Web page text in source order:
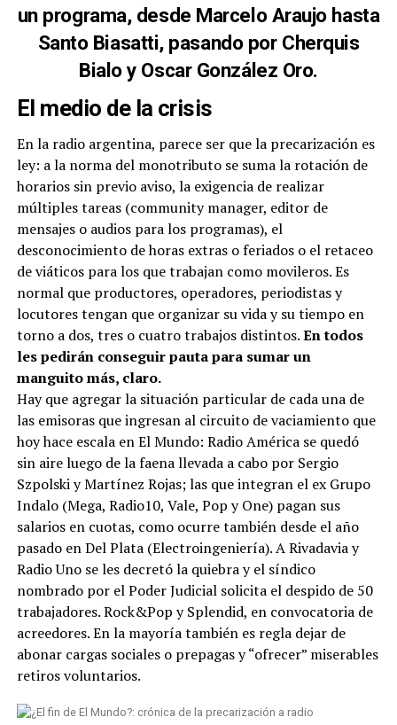
un programa, desde Marcelo Araujo hasta
Santo Biasatti, pasando por Cherquis
Bialo y Oscar González Oro.
El medio de la crisis
En la radio argentina, parece ser que la precarización es
ley: a la norma del monotributo se suma la rotación de
horarios sin previo aviso, la exigencia de realizar
múltiples tareas (community manager, editor de
mensajes o audios para los programas), el
desconocimiento de horas extras o feriados o el retaceo
de viáticos para los que trabajan como movileros. Es
normal que productores, operadores, periodistas y
locutores tengan que organizar su vida y su tiempo en
torno a dos, tres o cuatro trabajos distintos.En todos
les pedirán conseguir pauta para sumar un
manguito más, claro.
Hay que agregar la situación particular de cada una de
las emisoras que ingresan al circuito de vaciamiento que
hoy hace escala en El Mundo: Radio América se quedó
sin aire luego de la faena llevada a cabo por Sergio
Szpolski y Martínez Rojas; las que integran el ex Grupo
Indalo (Mega, Radio10, Vale, Pop y One) pagan sus
salarios en cuotas, como ocurre también desde el año
pasado en Del Plata (Electroingeniería). A Rivadavia y
Radio Uno se les decretó la quiebra y el síndico
nombrado por el Poder Judicial solicita el despido de 50
trabajadores. Rock&Pop y Splendid, en convocatoria de
acreedores. En la mayoría también es regla dejar de
abonar cargas sociales o prepagas y “ofrecer” miserables
retiros voluntarios.